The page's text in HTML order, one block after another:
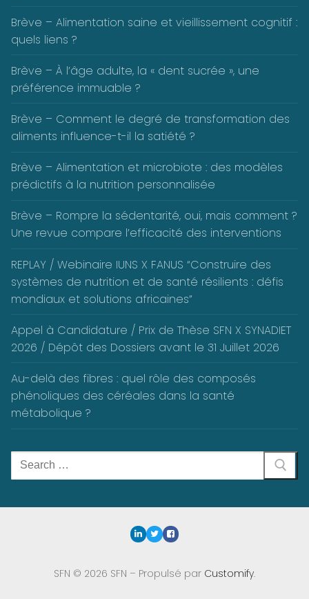
Brève – Alimentation saine et vieillissement cognitif :
quels liens ?
Brève – À l’âge adulte, la « dent sucrée », une
préférence immuable ?
Brève – Comment le degré de transformation des
aliments influence-t-il la satiété ?
Brève – Alimentation et microbiote : des modèles
prédictifs à la nutrition personnalisée
Brève – Rompre la sédentarité, oui, mais comment ?
Une revue compare l’efficacité des interventions
REPLAY / Webinaire IUNS X FANUS “Construire des
systèmes de nutrition et de santé résilients : défis
mondiaux et solutions africaines”
Appel à Candidature / Prix de Thèse SFN X SYNADIET
2026 / Dépôt des Dossiers avant le 31 Juillet 2026
Au-delà des fibres : quel rôle des composés
phénoliques des céréales dans la santé
métabolique ?
Rechercher
:
SFN © 2026 SFN – Propulsé par Customify.